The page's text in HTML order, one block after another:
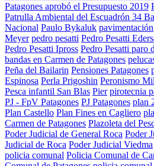
Patagones aprobó el Presupuesto 2019
Patrulla Ambiental del Escuadrón 34
Nacional Paulo Bykaluk pavimentación
Meyer pedro pesatti Pedro Pesatti
Pedro Pesatti Ipross Pedro Pesatti paro
bandas en Carmen de Patagones
Peña del Bailarin Pensiones Patagones
Espinosa Perla Prigoshin Peronismo
Pesca infantil San Blas Pier pirotecnia
PJ - FpV Patagones PJ Patagones plan
Plan Castello Plan Fines en Cagliero
Carmen de Patagones Plazoleta del
Poder Judicial de General Roca Poder
Judicial de Roca Poder Judicial Viedma
policia comunal Policia Comunal de